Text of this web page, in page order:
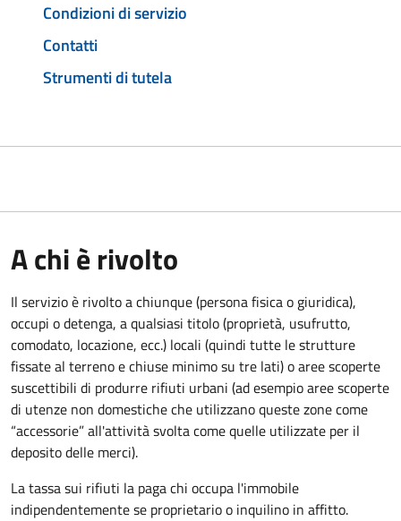
Condizioni di servizio
Contatti
Strumenti di tutela
A chi è rivolto
Il servizio è rivolto a chiunque (persona fisica o giuridica),
occupi o detenga, a qualsiasi titolo (proprietà, usufrutto,
comodato, locazione, ecc.) locali (quindi tutte le strutture
fissate al terreno e chiuse minimo su tre lati) o aree scoperte
suscettibili di produrre rifiuti urbani (ad esempio aree scoperte
di utenze non domestiche che utilizzano queste zone come
“accessorie” all'attività svolta come quelle utilizzate per il
deposito delle merci).
La tassa sui rifiuti la paga chi occupa l'immobile
indipendentemente se proprietario o inquilino in affitto.